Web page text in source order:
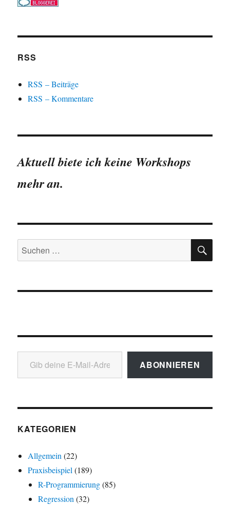
RSS
RSS – Beiträge
RSS – Kommentare
Aktuell biete ich keine Workshops
mehr an.
Suchen
nach:
Gib deine E-Mail-Adresse ein ...
ABONNIEREN
KATEGORIEN
Allgemein (22)
Praxisbeispiel (189)
R-Programmierung(85)
Regression (32)